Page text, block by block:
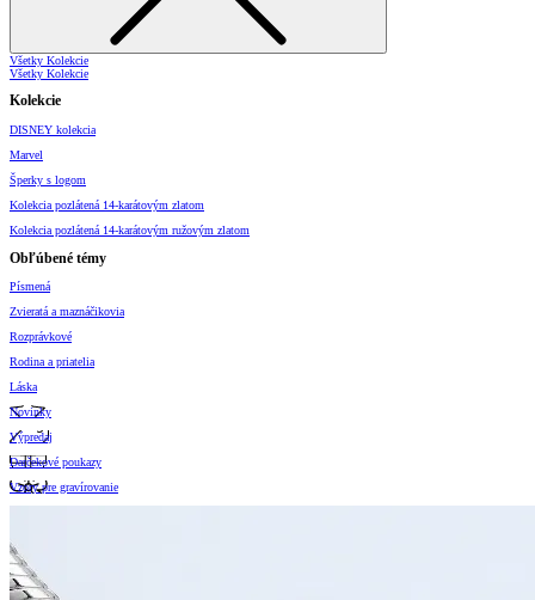
Všetky Kolekcie
Všetky Kolekcie
Kolekcie
DISNEY kolekcia
Marvel
Šperky s logom
Kolekcia pozlátená 14-karátovým zlatom
Kolekcia pozlátená 14-karátovým ružovým zlatom
Obľúbené témy
Písmená
Zvieratá a maznáčikovia
Rozprávkové
Rodina a priatelia
Láska
Novinky
Výpredaj
Darčekové poukazy
Vzory pre gravírovanie